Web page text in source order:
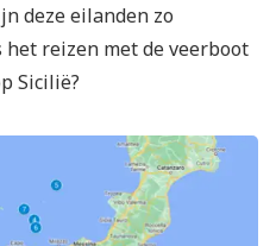
deze eilanden zo
reizen met de veerboot
Sicilië?